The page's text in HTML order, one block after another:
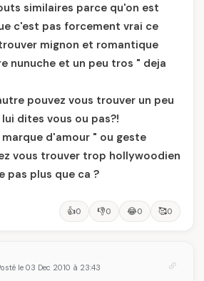
similaires parce qu'on est
c'est pas forcement vrai ce
mignon et romantique
nunuche et un peu tros " deja
pouvez vous trouver un peu
dites vous ou pas?!
marque d'amour " ou geste
vous trouver trop hollywoodien
pas plus que ca ?
👍0 👎0 😂0 🥰0
le 03 Dec 2010 à 23:43